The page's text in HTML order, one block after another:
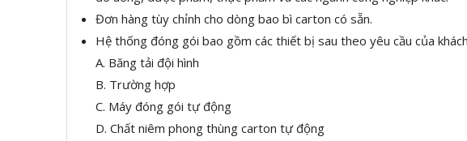
Đơn hàng tùy chỉnh cho dòng bao bì carton có sẵn.
Hệ thống đóng gói bao gồm các thiết bị sau theo yêu cầu của
A. Băng tải đội hình
B. Trường hợp
C. Máy đóng gói tự động
D. Chất niêm phong thùng carton tự động